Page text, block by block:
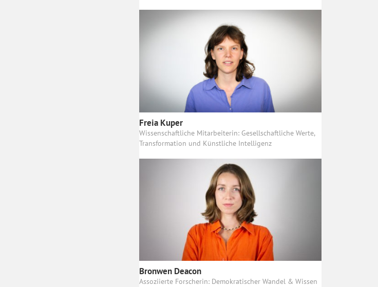
Freia Kuper
Wissenschaftliche Mitarbeiterin: Gesellschaftliche Werte,
Transformation und Künstliche Intelligenz
Bronwen Deacon
Assoziierte Forscherin: Demokratischer Wandel & Wissen